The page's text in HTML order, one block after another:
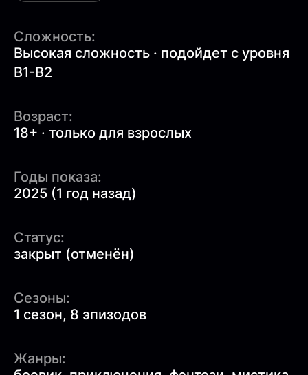
Сложность:
Высокая сложность · подойдет с уровня
B1-B2
Возраст:
18+ · только для взрослых
Годы показа:
2025 (1 год назад)
Статус:
закрыт (отменён)
Сезоны:
1 сезон, 8 эпизодов
Жанры: